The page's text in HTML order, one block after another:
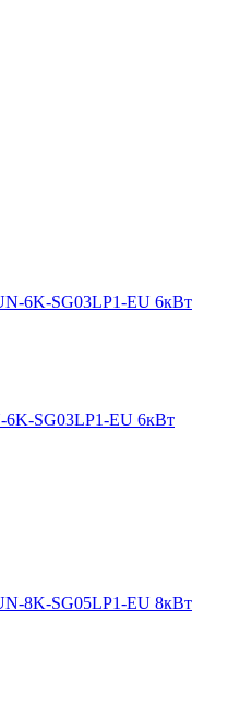
6K-SG03LP1-EU 6кВт